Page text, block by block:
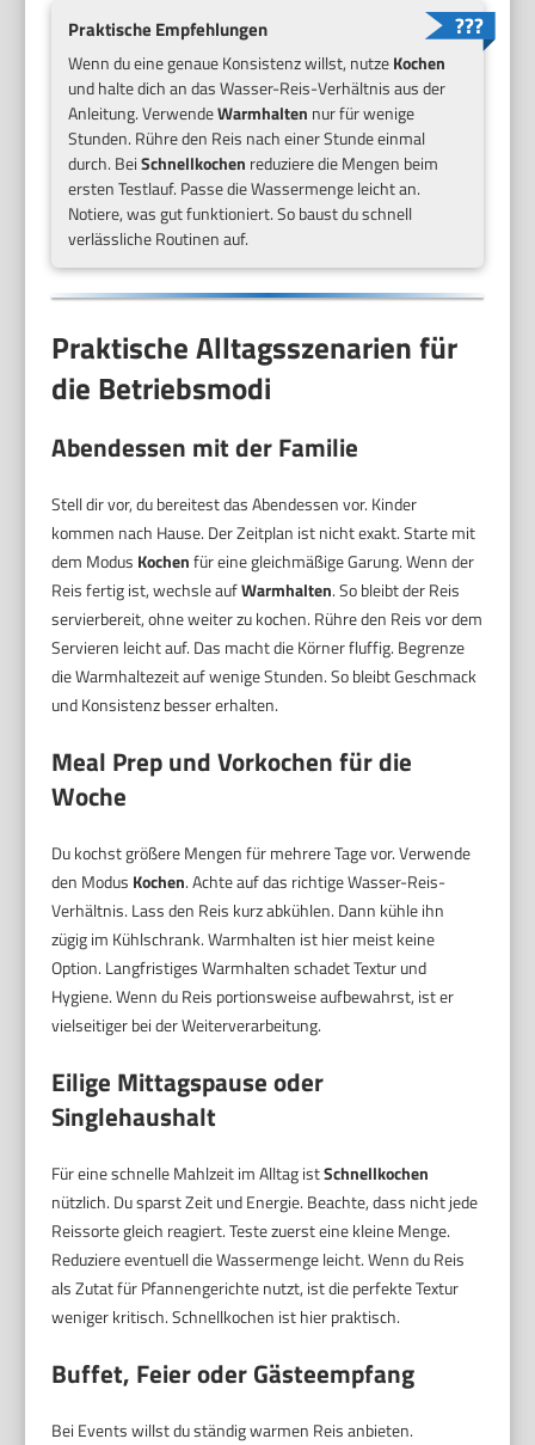
Praktische Empfehlungen
Wenn du eine genaue Konsistenz willst, nutzeKochen
und halte dich an das Wasser-Reis-Verhältnis aus der
Anleitung. VerwendeWarmhalten nur für wenige
Stunden. Rühre den Reis nach einer Stunde einmal
durch. BeiSchnellkochen reduziere die Mengen beim
ersten Testlauf. Passe die Wassermenge leicht an.
Notiere, was gut funktioniert. So baust du schnell
verlässliche Routinen auf.
Praktische Alltagsszenarien für
die Betriebsmodi
Abendessen mit der Familie
Stell dir vor, du bereitest das Abendessen vor. Kinder
kommen nach Hause. Der Zeitplan ist nicht exakt. Starte mit
dem Modus Kochenfür eine gleichmäßige Garung. Wenn der
Reis fertig ist, wechsle aufWarmhalten. So bleibt der Reis
servierbereit, ohne weiter zu kochen. Rühre den Reis vor dem
Servieren leicht auf. Das macht die Körner fluffig. Begrenze
die Warmhaltezeit auf wenige Stunden. So bleibt Geschmack
und Konsistenz besser erhalten.
Meal Prep und Vorkochen für die
Woche
Du kochst größere Mengen für mehrere Tage vor. Verwende
den Modus Kochen. Achte auf das richtige Wasser-Reis-
Verhältnis. Lass den Reis kurz abkühlen. Dann kühle ihn
zügig im Kühlschrank. Warmhalten ist hier meist keine
Option. Langfristiges Warmhalten schadet Textur und
Hygiene. Wenn du Reis portionsweise aufbewahrst, ist er
vielseitiger bei der Weiterverarbeitung.
Eilige Mittagspause oder
Singlehaushalt
Für eine schnelle Mahlzeit im Alltag istSchnellkochen
nützlich. Du sparst Zeit und Energie. Beachte, dass nicht jede
Reissorte gleich reagiert. Teste zuerst eine kleine Menge.
Reduziere eventuell die Wassermenge leicht. Wenn du Reis
als Zutat für Pfannengerichte nutzt, ist die perfekte Textur
weniger kritisch. Schnellkochen ist hier praktisch.
Buffet, Feier oder Gästeempfang
Bei Events willst du ständig warmen Reis anbieten.